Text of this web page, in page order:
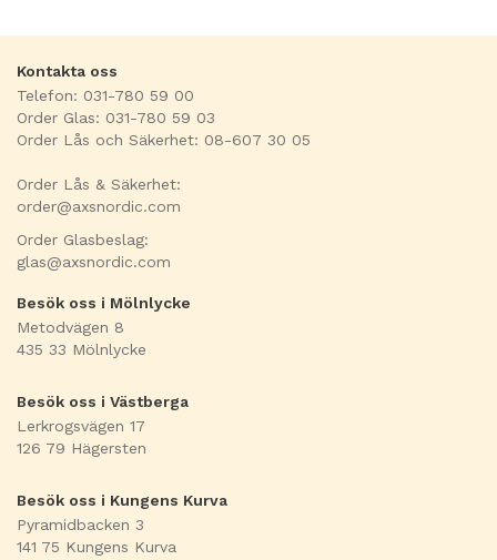
Kontakta oss
Telefon: 031-780 59 00
Order Glas: 031-780 59 03
Order Lås och Säkerhet: 08-607 30 05
Order Lås & Säkerhet:
order@axsnordic.com
Order Glasbeslag:
glas@axsnordic.com
Besök oss i Mölnlycke
Metodvägen 8
435 33 Mölnlycke
Besök oss i Västberga
Lerkrogsvägen 17
126 79 Hägersten
Besök oss i Kungens Kurva
Pyramidbacken 3
141 75 Kungens Kurva